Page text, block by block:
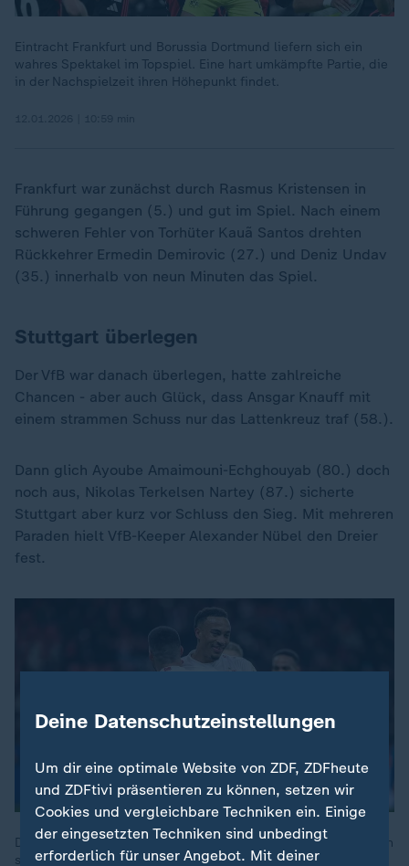
Eintracht Frankfurt und Borussia Dortmund liefern sich ein
wahres Spektakel im Topspiel. Eine hart umkämpfte Partie, die
in der Nachspielzeit ihren Höhepunkt findet.
Frankfurt war zunächst durch Rasmus Kristensen in
Führung gegangen (5.) und gut im Spiel. Nach einem
schweren Fehler von Torhüter Kauã Santos drehten
Rückkehrer Ermedin Demirovic (27.) und Deniz Undav
(35.) innerhalb von neun Minuten das Spiel.
Stuttgart überlegen
Der VfB war danach überlegen, hatte zahlreiche
Chancen - aber auch Glück, dass Ansgar Knauff mit
einem strammen Schuss nur das Lattenkreuz traf (58.).
Dann glich Ayoube Amaimouni-Echghouyab (80.) doch
noch aus, Nikolas Terkelsen Nartey (87.) sicherte
Stuttgart aber kurz vor Schluss den Sieg. Mit mehreren
Paraden hielt VfB-Keeper Alexander Nübel den Dreier
fest.
Der VfB Stuttgart lässt in Leverkusen eindrucksvoll die Muskeln
spielen. Mit einem überragenden Sturm-Duo entscheiden die
Deine Datenschutzeinstellungen
Um dir eine optimale Website von ZDF, ZDFheute
und ZDFtivi präsentieren zu können, setzen wir
Cookies und vergleichbare Techniken ein. Einige
der eingesetzten Techniken sind unbedingt
erforderlich für unser Angebot. Mit deiner